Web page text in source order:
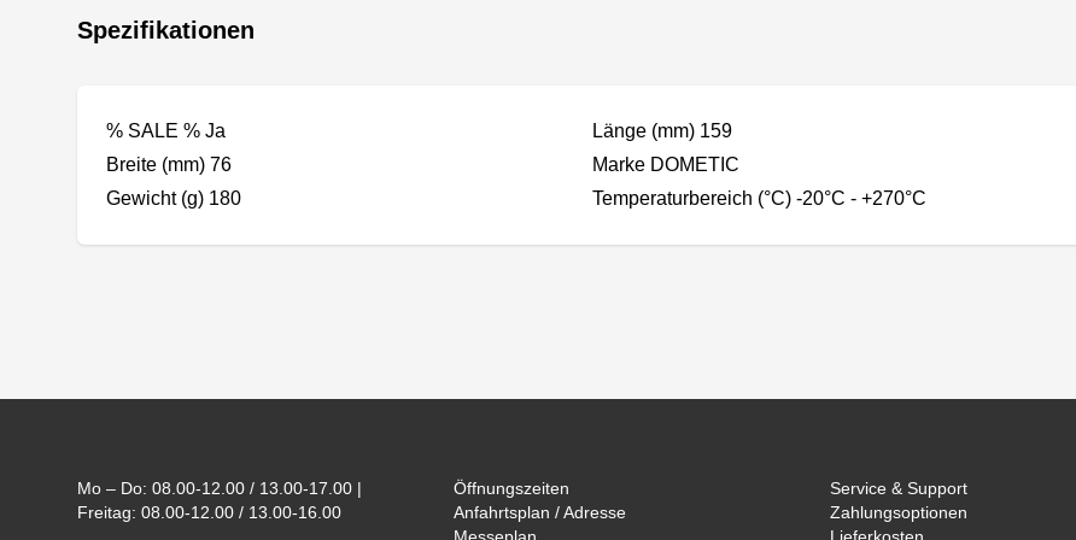
Spezifikationen
% SALE % Ja
Breite (mm) 76
Gewicht (g) 180
Länge (mm) 159
Marke DOMETIC
Temperaturbereich (°C) -20°C - +270°C
Mo – Do: 08.00-12.00 / 13.00-17.00 |
Freitag: 08.00-12.00 / 13.00-16.00
Öffnungszeiten
Anfahrtsplan / Adresse
Service & Support
Zahlungsoptionen